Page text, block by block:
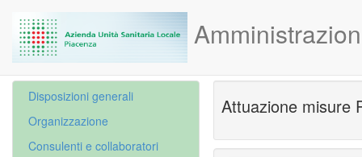
Disposizioni generali
Organizzazione
Consulenti e collaboratori
Attuazione misure